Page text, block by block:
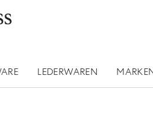
LEDERWAREN